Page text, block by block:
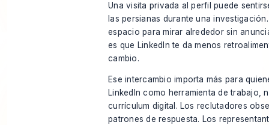
Una visita privada al perfil puede
las persianas durante una
espacio para mirar alrededor sin
es que LinkedIn te da menos
cambio.
Ese intercambio importa más para
LinkedIn como herramienta de trabajo,
currículum digital. Los reclutadores
patrones de respuesta. Los